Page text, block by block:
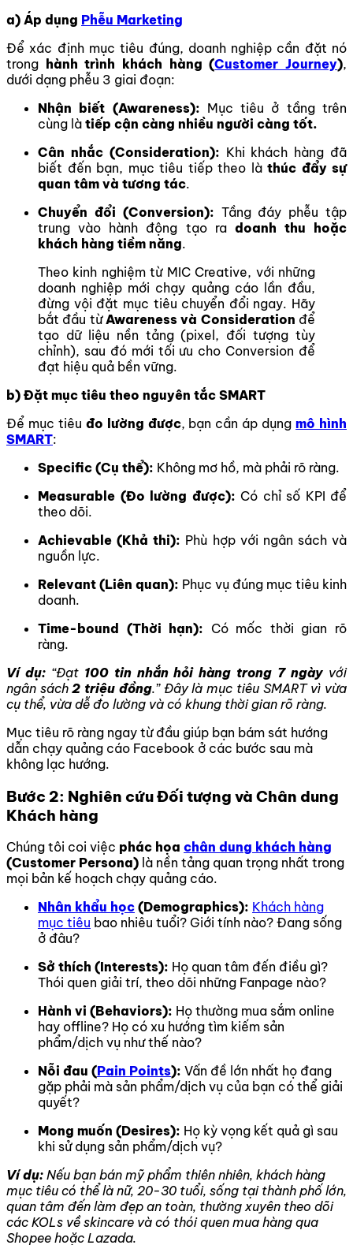
a) Áp dụng Phễu Marketing
Để xác định mục tiêu đúng, doanh nghiệp cần đặt nó
trong hành trình khách hàng (Customer Journey),
dưới dạng phễu 3 giai đoạn:
Nhận biết (Awareness): Mục tiêu ở tầng trên
cùng là tiếp cận càng nhiều người càng tốt.
Cân nhắc (Consideration): Khi khách hàng đã
biết đến bạn, mục tiêu tiếp theo là thúc đẩy sự
quan tâm và tương tác.
Chuyển đổi (Conversion): Tầng đáy phễu tập
trung vào hành động tạo ra doanh thu hoặc
khách hàng tiềm năng.
Theo kinh nghiệm từ MIC Creative, với những
doanh nghiệp mới chạy quảng cáo lần đầu,
đừng vội đặt mục tiêu chuyển đổi ngay. Hãy
bắt đầu từAwareness và Consideration để
tạo dữ liệu nền tảng (pixel, đối tượng tùy
chỉnh), sau đó mới tối ưu cho Conversion để
đạt hiệu quả bền vững.
b) Đặt mục tiêu theo nguyên tắc SMART
Để mục tiêu đo lường được, bạn cần áp dụngmô hình
SMART:
Specific (Cụ thể): Không mơ hồ, mà phải rõ ràng.
Measurable (Đo lường được): Có chỉ số KPI để
theo dõi.
Achievable (Khả thi): Phù hợp với ngân sách và
nguồn lực.
Relevant (Liên quan): Phục vụ đúng mục tiêu kinh
doanh.
Time-bound (Thời hạn): Có mốc thời gian rõ
ràng.
Ví dụ:“Đạt 100 tin nhắn hỏi hàng trong 7 ngày với
ngân sách2 triệu đồng.” Đây là mục tiêu SMART vì vừa
cụ thể, vừa dễ đo lường và có khung thời gian rõ ràng.
Mục tiêu rõ ràng ngay từ đầu giúp bạn bám sát hướng
dẫn chạy quảng cáo Facebook ở các bước sau mà
không lạc hướng.
Bước 2: Nghiên cứu Đối tượng và Chân dung
Khách hàng
Chúng tôi coi việc phác họa chân dung khách hàng
(Customer Persona) là nền tảng quan trọng nhất trong
mọi bản kế hoạch chạy quảng cáo.
Nhân khẩu học (Demographics): Khách hàng
mục tiêu bao nhiêu tuổi? Giới tính nào? Đang sống
ở đâu?
Sở thích (Interests): Họ quan tâm đến điều gì?
Thói quen giải trí, theo dõi những Fanpage nào?
Hành vi (Behaviors): Họ thường mua sắm online
hay offline? Họ có xu hướng tìm kiếm sản
phẩm/dịch vụ như thế nào?
Nỗi đau (Pain Points): Vấn đề lớn nhất họ đang
gặp phải mà sản phẩm/dịch vụ của bạn có thể giải
quyết?
Mong muốn (Desires): Họ kỳ vọng kết quả gì sau
khi sử dụng sản phẩm/dịch vụ?
Ví dụ: Nếu bạn bán mỹ phẩm thiên nhiên, khách hàng
mục tiêu có thể là nữ, 20-30 tuổi, sống tại thành phố lớn,
quan tâm đến làm đẹp an toàn, thường xuyên theo dõi
các KOLs về skincare và có thói quen mua hàng qua
Shopee hoặc Lazada.